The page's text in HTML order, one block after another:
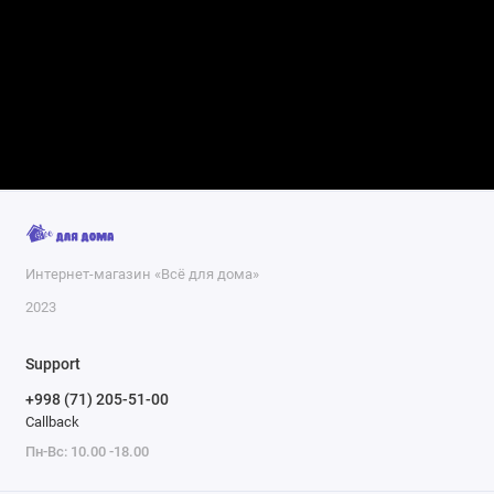
Интернет-магазин «Всё для дома»
2023
Support
+998 (71) 205-51-00
Callback
Пн-Вс: 10.00 -18.00